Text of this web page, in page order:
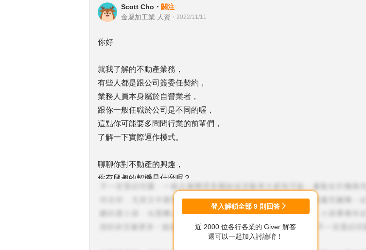
Scott Cho ・ 關注
金屬加工業 人資 ・ 2022/11/11
你好
就我了解的不動產業務，
有些人都是跟公司簽委任契約，
業務人員本身屬於自營業者，
跟你一般任職於公司是不同的喔，
這點你可能要多問問行業的前輩們，
了解一下實際運作模式。
聊聊你對不動產的興趣，
你有興趣的契機是什麼呢？
看起來，應該是你認為比較好賺吧？
如果你沒有可以不勞而獲的那種運氣，
還是按部就班的學習，
登入解鎖全部 9 則回答
近 2000 位各行各業的 Giver 解答
還可以一起加入討論唷！